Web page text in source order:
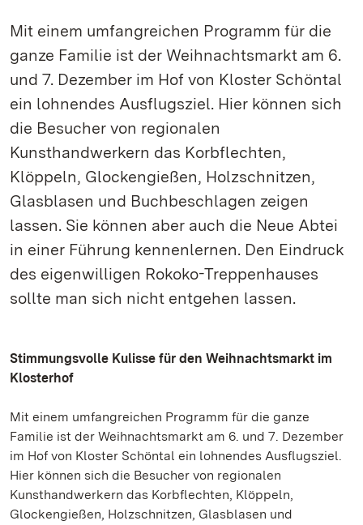
Mit einem umfangreichen Programm für die
ganze Familie ist der Weihnachtsmarkt am 6.
und 7. Dezember im Hof von Kloster Schöntal
ein lohnendes Ausflugsziel. Hier können sich
die Besucher von regionalen
Kunsthandwerkern das Korbflechten,
Klöppeln, Glockengießen, Holzschnitzen,
Glasblasen und Buchbeschlagen zeigen
lassen. Sie können aber auch die Neue Abtei
in einer Führung kennenlernen. Den Eindruck
des eigenwilligen Rokoko-Treppenhauses
sollte man sich nicht entgehen lassen.
Stimmungsvolle Kulisse für den Weihnachtsmarkt im
Klosterhof
Mit einem umfangreichen Programm für die ganze
Familie ist der Weihnachtsmarkt am 6. und 7. Dezember
im Hof von Kloster Schöntal ein lohnendes Ausflugsziel.
Hier können sich die Besucher von regionalen
Kunsthandwerkern das Korbflechten, Klöppeln,
Glockengießen, Holzschnitzen, Glasblasen und